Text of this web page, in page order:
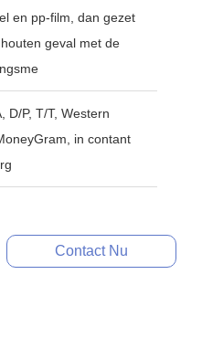
en pp-film, dan gezet
geval met de
D/P, T/T, Western
in contant
Contact Nu